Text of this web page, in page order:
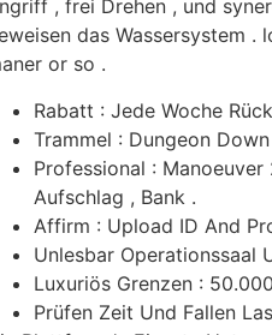
, frei Drehen , und
das Wassersystem
or so .
Rabatt : Jede Woche
Trammel : Dungeon
Professional :
Aufschlag , Bank .
Affirm : Upload ID And
Unlesbar Operationssaal
Luxuriös Grenzen :
Prüfen Zeit Und Fallen